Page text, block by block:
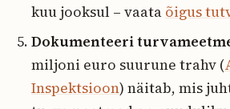
kuu jooksul – vaata õigus
Dokumenteeri
miljoni euro suurune trahv (
Inspektsioon) näitab, mis